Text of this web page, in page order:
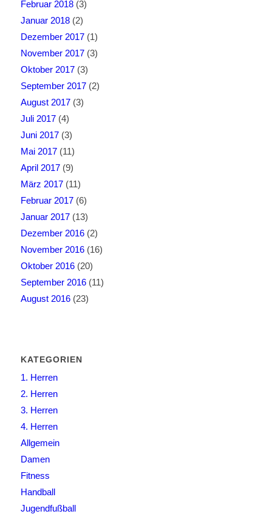
Februar 2018(3)
Januar 2018(2)
Dezember 2017(1)
November 2017(3)
Oktober 2017(3)
September 2017(2)
August 2017(3)
Juli 2017(4)
Juni 2017(3)
Mai 2017(11)
April 2017(9)
März 2017(11)
Februar 2017(6)
Januar 2017(13)
Dezember 2016(2)
November 2016(16)
Oktober 2016(20)
September 2016(11)
August 2016(23)
KATEGORIEN
1. Herren
2. Herren
3. Herren
4. Herren
Allgemein
Damen
Fitness
Handball
Jugendfußball